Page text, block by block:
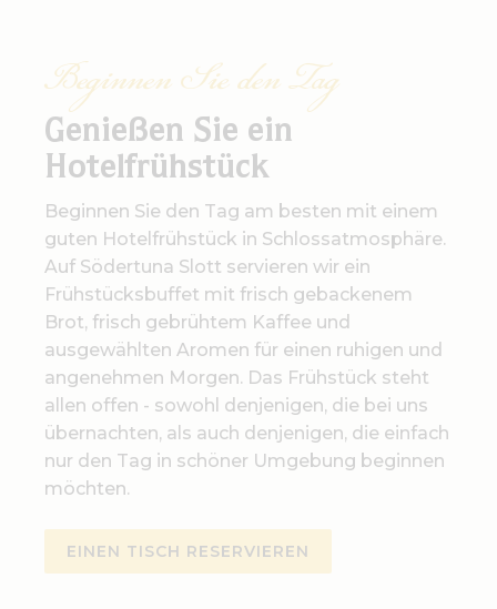
Beginnen Sie den Tag
Genießen Sie ein
Hotelfrühstück
Beginnen Sie den Tag am besten mit einem
guten Hotelfrühstück in Schlossatmosphäre.
Auf Södertuna Slott servieren wir ein
Frühstücksbuffet mit frisch gebackenem
Brot, frisch gebrühtem Kaffee und
ausgewählten Aromen für einen ruhigen und
angenehmen Morgen. Das Frühstück steht
allen offen - sowohl denjenigen, die bei uns
übernachten, als auch denjenigen, die einfach
nur den Tag in schöner Umgebung beginnen
möchten.
EINEN TISCH RESERVIEREN